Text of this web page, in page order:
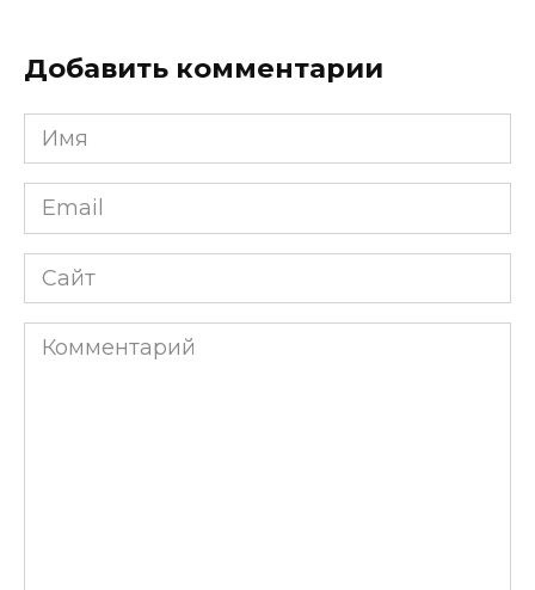
Добавить комментарии
Имя
*
Email
*
Сайт
Комментарий